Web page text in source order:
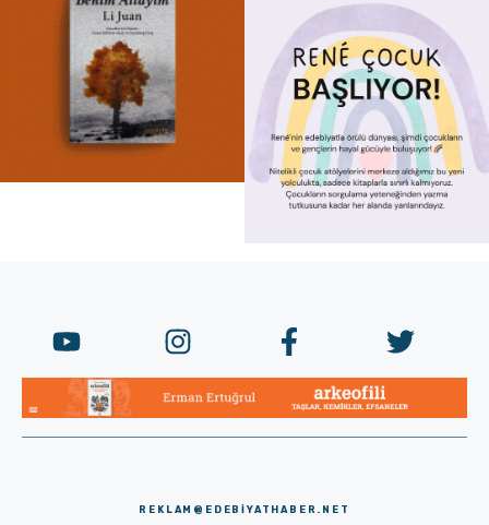
REKLAM@EDEBIYATHABER.NET